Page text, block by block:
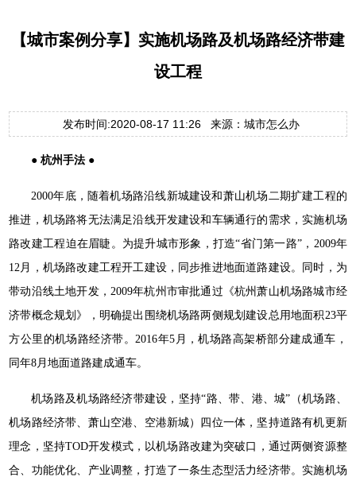
【城市案例分享】实施机场路及机场路经济带建
设工程
发布时间:2020-08-17 11:26 来源：城市怎么办
● 杭州手法 ●
2000年底，随着机场路沿线新城建设和萧山机场二期扩建工程的
推进，机场路将无法满足沿线开发建设和车辆通行的需求，实施机场
路改建工程迫在眉睫。为提升城市形象，打造“省门第一路”，2009年
12月，机场路改建工程开工建设，同步推进地面道路建设。同时，为
带动沿线土地开发，2009年杭州市审批通过《杭州萧山机场路城市经
济带概念规划》，明确提出围绕机场路两侧规划建设总用地面积23平
方公里的机场路经济带。2016年5月，机场路高架桥部分建成通车，
同年8月地面道路建成通车。
机场路及机场路经济带建设，坚持“路、带、港、城”（机场路、
机场路经济带、萧山空港、空港新城）四位一体，坚持道路有机更新
理念，坚持TOD开发模式，以机场路改建为突破口，通过两侧资源整
合、功能优化、产业调整，打造了一条生态型活力经济带。实施机场